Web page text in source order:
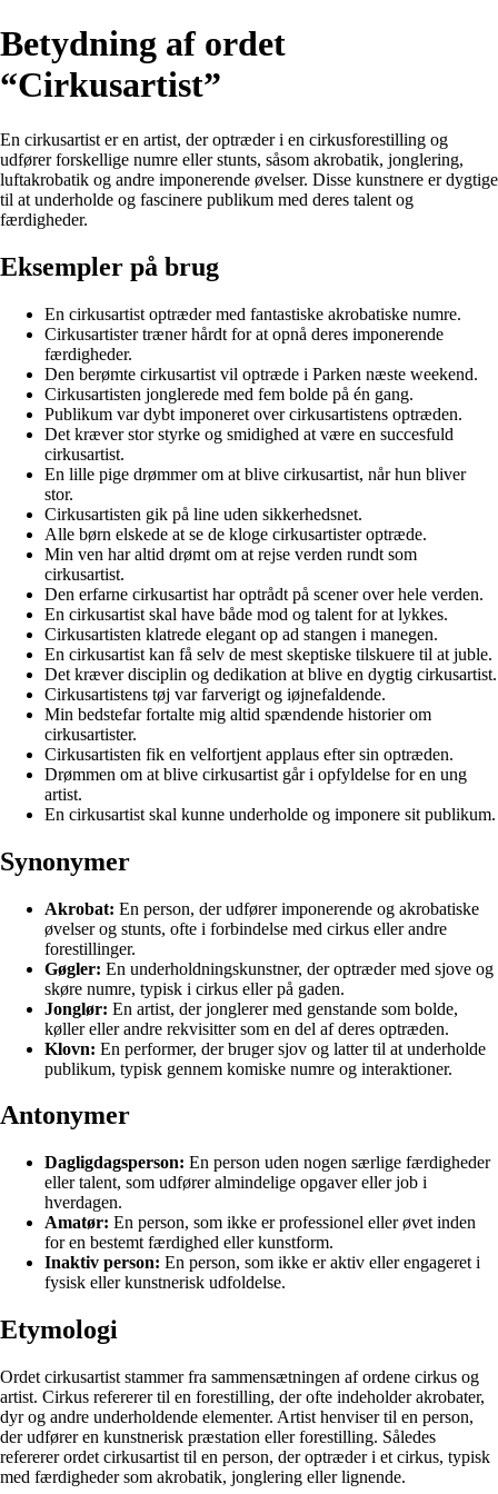
Betydning af ordet
“Cirkusartist”
En cirkusartist er en artist, der optræder i en cirkusforestilling og
udfører forskellige numre eller stunts, såsom akrobatik, jonglering,
luftakrobatik og andre imponerende øvelser. Disse kunstnere er dygtige
til at underholde og fascinere publikum med deres talent og
færdigheder.
Eksempler på brug
En cirkusartist optræder med fantastiske akrobatiske numre.
Cirkusartister træner hårdt for at opnå deres imponerende
færdigheder.
Den berømte cirkusartist vil optræde i Parken næste weekend.
Cirkusartisten jonglerede med fem bolde på én gang.
Publikum var dybt imponeret over cirkusartistens optræden.
Det kræver stor styrke og smidighed at være en succesfuld
cirkusartist.
En lille pige drømmer om at blive cirkusartist, når hun bliver
stor.
Cirkusartisten gik på line uden sikkerhedsnet.
Alle børn elskede at se de kloge cirkusartister optræde.
Min ven har altid drømt om at rejse verden rundt som
cirkusartist.
Den erfarne cirkusartist har optrådt på scener over hele verden.
En cirkusartist skal have både mod og talent for at lykkes.
Cirkusartisten klatrede elegant op ad stangen i manegen.
En cirkusartist kan få selv de mest skeptiske tilskuere til at juble.
Det kræver disciplin og dedikation at blive en dygtig cirkusartist.
Cirkusartistens tøj var farverigt og iøjnefaldende.
Min bedstefar fortalte mig altid spændende historier om
cirkusartister.
Cirkusartisten fik en velfortjent applaus efter sin optræden.
Drømmen om at blive cirkusartist går i opfyldelse for en ung
artist.
En cirkusartist skal kunne underholde og imponere sit publikum.
Synonymer
Akrobat: En person, der udfører imponerende og akrobatiske
øvelser og stunts, ofte i forbindelse med cirkus eller andre
forestillinger.
Gøgler: En underholdningskunstner, der optræder med sjove og
skøre numre, typisk i cirkus eller på gaden.
Jonglør: En artist, der jonglerer med genstande som bolde,
køller eller andre rekvisitter som en del af deres optræden.
Klovn: En performer, der bruger sjov og latter til at underholde
publikum, typisk gennem komiske numre og interaktioner.
Antonymer
Dagligdagsperson: En person uden nogen særlige færdigheder
eller talent, som udfører almindelige opgaver eller job i
hverdagen.
Amatør: En person, som ikke er professionel eller øvet inden
for en bestemt færdighed eller kunstform.
Inaktiv person: En person, som ikke er aktiv eller engageret i
fysisk eller kunstnerisk udfoldelse.
Etymologi
Ordet cirkusartist stammer fra sammensætningen af ordene cirkus og
artist. Cirkus refererer til en forestilling, der ofte indeholder akrobater,
dyr og andre underholdende elementer. Artist henviser til en person,
der udfører en kunstnerisk præstation eller forestilling. Således
refererer ordet cirkusartist til en person, der optræder i et cirkus, typisk
med færdigheder som akrobatik, jonglering eller lignende.